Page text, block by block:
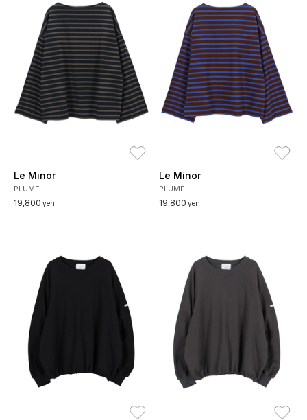
Le Minor
PLUME
19,800 yen
Le Minor
PLUME
19,800 yen